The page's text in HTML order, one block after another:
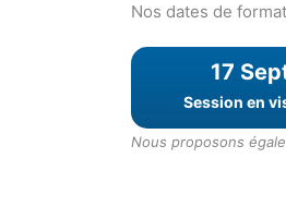
Nos dates de
17
Session en
Nous proposons